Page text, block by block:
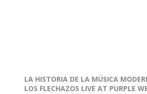
LA HISTORIA DE LA MÚSICA
LOS FLECHAZOS LIVE AT PURPLE